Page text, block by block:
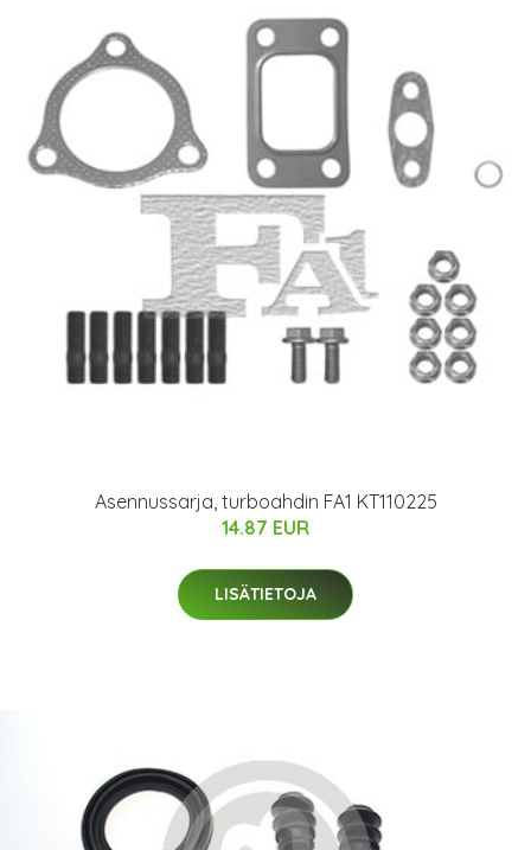
Asennussarja, turboahdin FA1 KT110225
14.87 EUR
LISÄTIETOJA